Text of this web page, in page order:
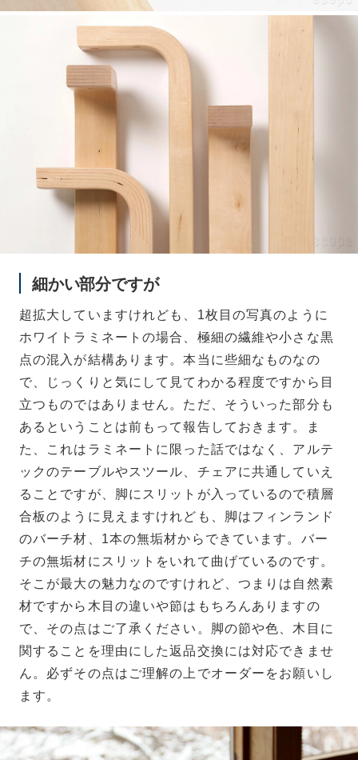
細かい部分ですが
超拡大していますけれども、1枚目の写真のように
ホワイトラミネートの場合、極細の繊維や小さな黒
点の混入が結構あります。本当に些細なものなの
で、じっくりと気にして見てわかる程度ですから目
立つものではありません。ただ、そういった部分も
あるということは前もって報告しておきます。ま
た、これはラミネートに限った話ではなく、アルテ
ックのテーブルやスツール、チェアに共通していえ
ることですが、脚にスリットが入っているので積層
合板のように見えますけれども、脚はフィンランド
のバーチ材、1本の無垢材からできています。バー
チの無垢材にスリットをいれて曲げているのです。
そこが最大の魅力なのですけれど、つまりは自然素
材ですから木目の違いや節はもちろんありますの
で、その点はご了承ください。脚の節や色、木目に
関することを理由にした返品交換には対応できませ
ん。必ずその点はご理解の上でオーダーをお願いし
ます。